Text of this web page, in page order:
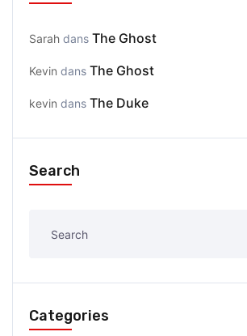
Sarah dans The Ghost
Kevin dans The Ghost
kevin dans The Duke
Search
Categories